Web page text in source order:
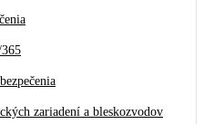
zariadení a bleskozvodov